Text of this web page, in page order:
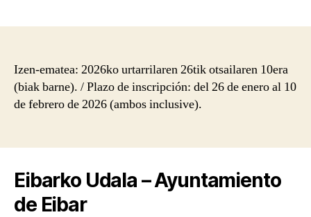
Izen-ematea: 2026ko urtarrilaren 26tik otsailaren 10era
(biak barne). / Plazo de inscripción: del 26 de enero al 10
de febrero de 2026 (ambos inclusive).
Eibarko Udala – Ayuntamiento
de Eibar